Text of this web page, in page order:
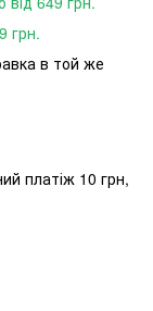
грн.
в той же
платіж 10 грн,